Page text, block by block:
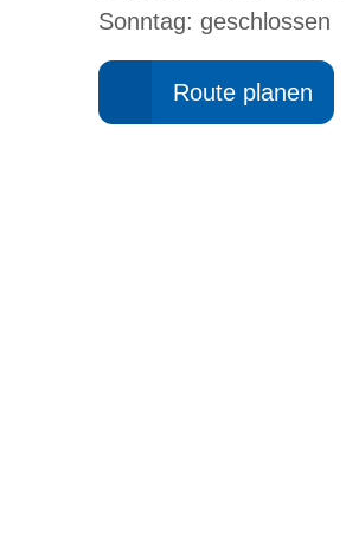
Sonntag: geschlossen
Route planen